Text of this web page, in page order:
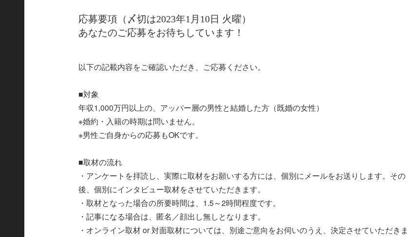
応募要項（〆切は2023年1月10日 火曜）
あなたのご応募をお待ちしています！
以下の記載内容をご確認いただき、ご応募ください。
■対象
年収1,000万円以上の、アッパー層の男性と結婚した方（既婚の女性）
※婚約・入籍の時期は問いません。
※男性ご自身からの応募もOKです。
■取材の流れ
・アンケートを拝読し、実際に取材をお願いする方には、個別にメールをお送りします。その
後、個別にインタビュー取材をさせていただきます。
・取材となった場合の所要時間は、1.5～2時間程度です。
・記事になる場合は、匿名／顔出し無しとなります。
・オンライン取材 or 対面取材については、別途ご意向をお伺いのうえ、決定させていただきま